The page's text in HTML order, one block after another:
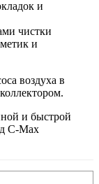
и
чистки
и
воздуха в
и быстрой
C-Max